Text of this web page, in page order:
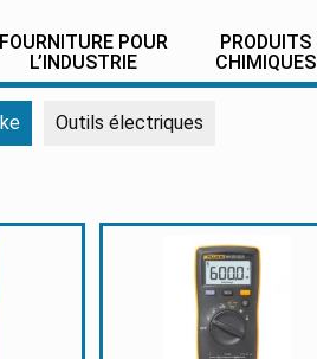
FOURNITURE POUR
L’INDUSTRIE
PRODUITS
CHIMIQUES
Outils électriques